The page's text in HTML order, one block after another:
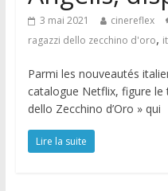
3 mai 2021 cinereflex
ragazzi dello zecchino d'oro,
Parmi les nouveautés
catalogue Netflix, figure le
dello Zecchino d’Oro » qui
Lire la suite